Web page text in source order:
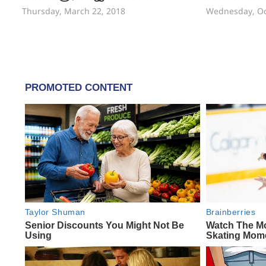
Thursday, March 22, 2018 Wednesday,